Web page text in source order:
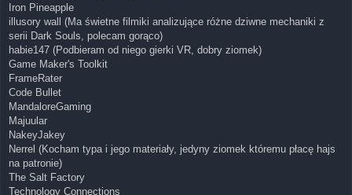
Iron Pineapple
illusory wall (Ma świetne filmiki analizujące różne dziwne mechaniki z
serii Dark Souls, polecam gorąco)
habie147 (Podbieram od niego gierki VR, dobry ziomek)
Game Maker's Toolkit
FrameRater
Code Bullet
MandaloreGaming
Majuular
NakeyJakey
Nerrel (Kocham typa i jego materiały, jedyny ziomek któremu płacę hajs
na patronie)
The Salt Factory
Technology Connections